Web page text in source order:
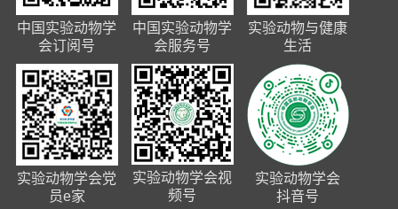
中国实验动物学
会订阅号
中国实验动物学
会服务号
实验动物与健康
生活
实验动物学会党
员e家
实验动物学会视
频号
实验动物学会
抖音号